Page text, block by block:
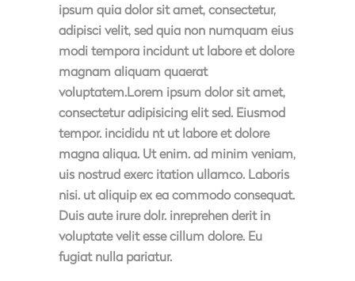
ipsum quia dolor sit amet, consectetur,
adipisci velit, sed quia non numquam eius
modi tempora incidunt ut labore et dolore
magnam aliquam quaerat
voluptatem.Lorem ipsum dolor sit amet,
consectetur adipisicing elit sed. Eiusmod
tempor. incididu nt ut labore et dolore
magna aliqua. Ut enim. ad minim veniam,
uis nostrud exerc itation ullamco. Laboris
nisi. ut aliquip ex ea commodo consequat.
Duis aute irure dolr. inreprehen derit in
voluptate velit esse cillum dolore. Eu
fugiat nulla pariatur.